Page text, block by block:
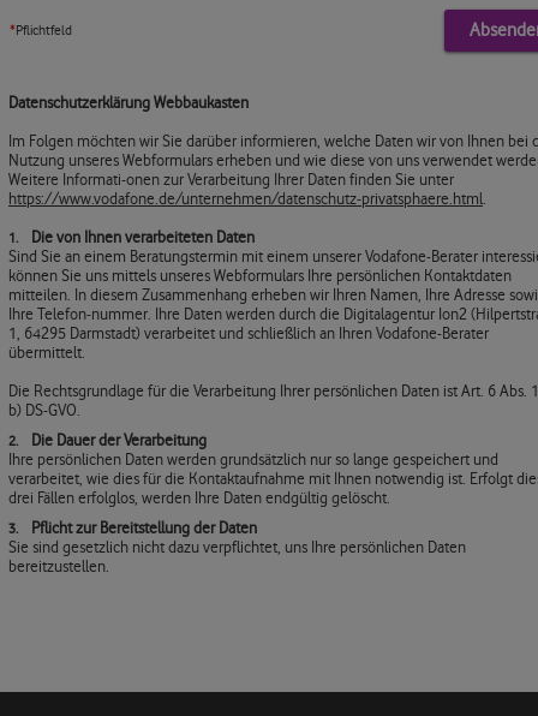
*Pflichtfeld
Datenschutzerklärung Webbaukasten
Im Folgen möchten wir Sie darüber informieren, welche Daten wir von Ihnen bei
Nutzung unseres Webformulars erheben und wie diese von uns verwendet
Weitere Informati-onen zur Verarbeitung Ihrer Daten finden Sie unter
https://www.vodafone.de/unternehmen/datenschutz-privatsphaere.html
Die von Ihnen verarbeiteten Daten
Sind Sie an einem Beratungstermin mit einem unserer Vodafone-Berater
können Sie uns mittels unseres Webformulars Ihre persönlichen Kontaktdaten
mitteilen. In diesem Zusammenhang erheben wir Ihren Namen, Ihre Adresse
Ihre Telefon-nummer. Ihre Daten werden durch die Digitalagentur Ion2
1, 64295 Darmstadt) verarbeitet und schließlich an Ihren Vodafone-Berater
übermittelt.
Die Rechtsgrundlage für die Verarbeitung Ihrer persönlichen Daten ist Art. 6 Abs.
b) DS-GVO.
Die Dauer der Verarbeitung
Ihre persönlichen Daten werden grundsätzlich nur so lange gespeichert und
verarbeitet, wie dies für die Kontaktaufnahme mit Ihnen notwendig ist. Erfolgt
drei Fällen erfolglos, werden Ihre Daten endgültig gelöscht.
Pflicht zur Bereitstellung der Daten
Sie sind gesetzlich nicht dazu verpflichtet, uns Ihre persönlichen Daten
bereitzustellen.